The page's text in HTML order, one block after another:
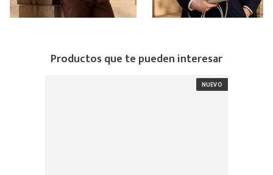
Productos que te pueden interesar